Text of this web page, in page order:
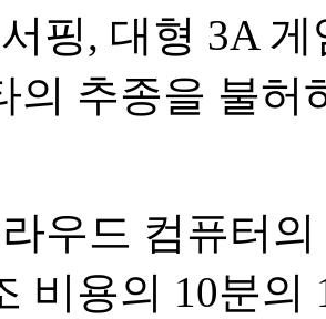
핑, 대형 3A
의 추종을 불
우드 컴퓨터
비용의 10분